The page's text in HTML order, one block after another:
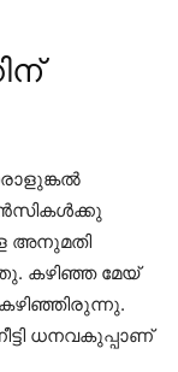
അനുമതി
കഴിഞ്ഞ മേയ്
കഴിഞ്ഞിരുന്നു.
ധനവകുപ്പാണ്